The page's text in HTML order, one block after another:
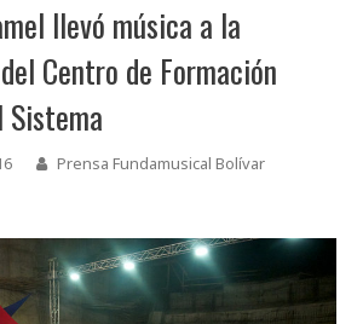
llevó música a la
Centro de Formación
Sistema
Prensa Fundamusical Bolívar